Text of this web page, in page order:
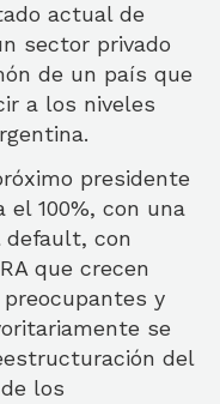
actual de
sector privado
de un país que
a los niveles
presidente
100%, con una
default, con
que crecen
y
se
del
los